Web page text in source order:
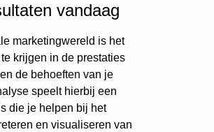
vandaag
marketingwereld is het
krijgen in de prestaties
de behoeften van je
speelt hierbij een
die je helpen bij het
en visualiseren van